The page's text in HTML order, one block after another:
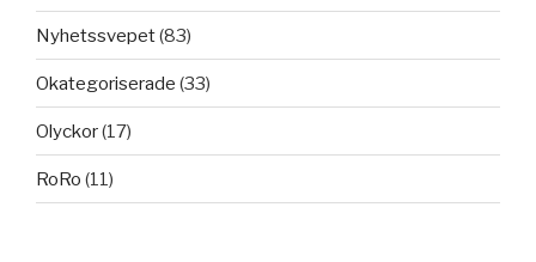
Nyhetssvepet(83)
Okategoriserade (33)
Olyckor(17)
RoRo (11)